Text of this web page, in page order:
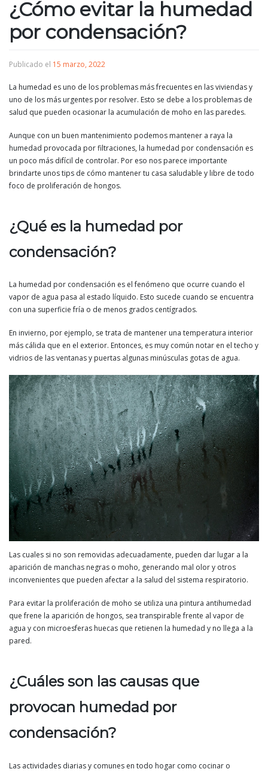
¿Cómo evitar la humedad
por condensación?
Publicado el 15 marzo, 2022
La humedad es uno de los problemas más frecuentes en las viviendas y
uno de los más urgentes por resolver. Esto se debe a los problemas de
salud que pueden ocasionar la acumulación de moho en las paredes.
Aunque con un buen mantenimiento podemos mantener a raya la
humedad provocada por filtraciones, la humedad por condensación es
un poco más difícil de controlar. Por eso nos parece importante
brindarte unos tips de cómo mantener tu casa saludable y libre de todo
foco de proliferación de hongos.
¿Qué es la humedad por
condensación?
La humedad por condensación es el fenómeno que ocurre cuando el
vapor de agua pasa al estado líquido. Esto sucede cuando se encuentra
con una superficie fría o de menos grados centígrados.
En invierno, por ejemplo, se trata de mantener una temperatura interior
más cálida que en el exterior. Entonces, es muy común notar en el techo y
vidrios de las ventanas y puertas algunas minúsculas gotas de agua.
Las cuales si no son removidas adecuadamente, pueden dar lugar a la
aparición de manchas negras o moho, generando mal olor y otros
inconvenientes que pueden afectar a la salud del sistema respiratorio.
Para evitar la proliferación de moho se utiliza una pintura antihumedad
que frene la aparición de hongos, sea transpirable frente al vapor de
agua y con microesferas huecas que retienen la humedad y no llega a la
pared.
¿Cuáles son las causas que
provocan humedad por
condensación?
Las actividades diarias y comunes en todo hogar como cocinar o